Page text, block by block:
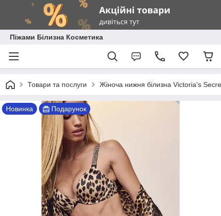
Піжами Білизна Косметика
Товари та послуги Жіноча нижня білизна Victoria's
Новинка Подарунок